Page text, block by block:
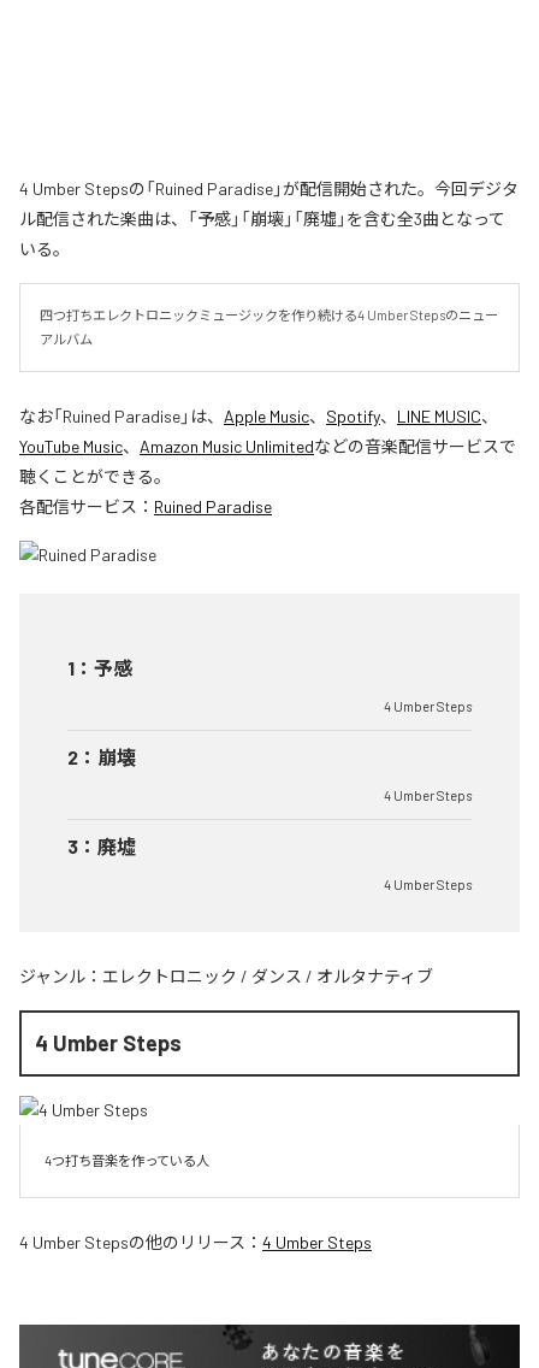
4 Umber Stepsの「Ruined Paradise」が配信開始された。今回デジタ
ル配信された楽曲は、「予感」「崩壊」「廃墟」を含む全3曲となって
いる。
四つ打ちエレクトロニックミュージックを作り続ける4 Umber Stepsのニュー
アルバム
なお「Ruined Paradise」は、 Apple Music、 Spotify、 LINE MUSIC、
YouTube Music、 Amazon Music Unlimitedなどの音楽配信サービスで
聴くことができる。
各配信サービス： Ruined Paradise
1 ： 予感
4 Umber Steps
2 ： 崩壊
4 Umber Steps
3 ： 廃墟
4 Umber Steps
ジャンル： エレクトロニック / ダンス / オルタナティブ
4 Umber Steps
4つ打ち音楽を作っている人
4 Umber Stepsの他のリリース： 4 Umber Steps